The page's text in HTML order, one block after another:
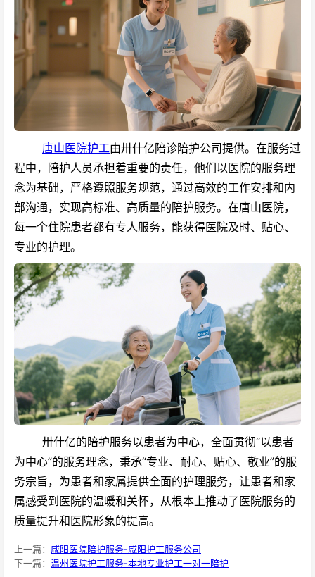
唐山医院护工由卅什亿陪诊陪护公司提供。在服务过
程中，陪护人员承担着重要的责任，他们以医院的服务理
念为基础，严格遵照服务规范，通过高效的工作安排和内
部沟通，实现高标准、高质量的陪护服务。在唐山医院，
每一个住院患者都有专人服务，能获得医院及时、贴心、
专业的护理。
卅什亿的陪护服务以患者为中心，全面贯彻“以患者
为中心”的服务理念，秉承“专业、耐心、贴心、敬业”的服
务宗旨，为患者和家属提供全面的护理服务，让患者和家
属感受到医院的温暖和关怀，从根本上推动了医院服务的
质量提升和医院形象的提高。
上一篇： 咸阳医院陪护服务-咸阳护工服务公司
下一篇： 温州医院护工服务-本地专业护工一对一陪护